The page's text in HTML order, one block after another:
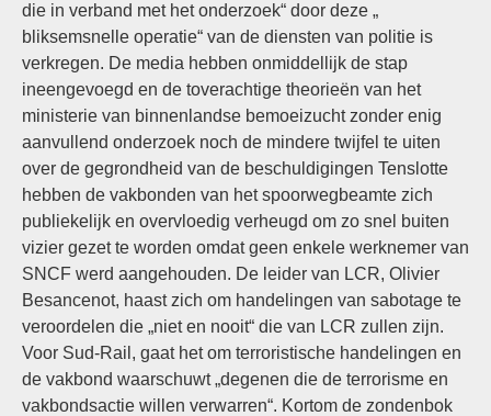
die in verband met het onderzoek“ door deze „
bliksemsnelle operatie“ van de diensten van politie is
verkregen. De media hebben onmiddellijk de stap
ineengevoegd en de toverachtige theorieën van het
ministerie van binnenlandse bemoeizucht zonder enig
aanvullend onderzoek noch de mindere twijfel te uiten
over de gegrondheid van de beschuldigingen Tenslotte
hebben de vakbonden van het spoorwegbeamte zich
publiekelijk en overvloedig verheugd om zo snel buiten
vizier gezet te worden omdat geen enkele werknemer van
SNCF werd aangehouden. De leider van LCR, Olivier
Besancenot, haast zich om handelingen van sabotage te
veroordelen die „niet en nooit“ die van LCR zullen zijn.
Voor Sud-Rail, gaat het om terroristische handelingen en
de vakbond waarschuwt „degenen die de terrorisme en
vakbondsactie willen verwarren“. Kortom de zondenbok